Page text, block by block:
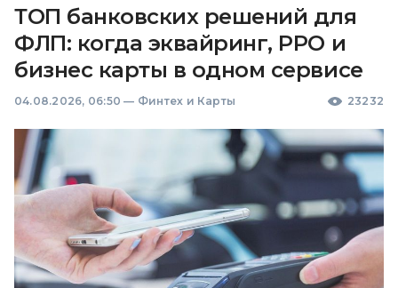
ТОП банковских решений для
ФЛП: когда эквайринг, РРО и
бизнес карты в одном сервисе
04.08.2026, 06:50 — Финтех и Карты 23232